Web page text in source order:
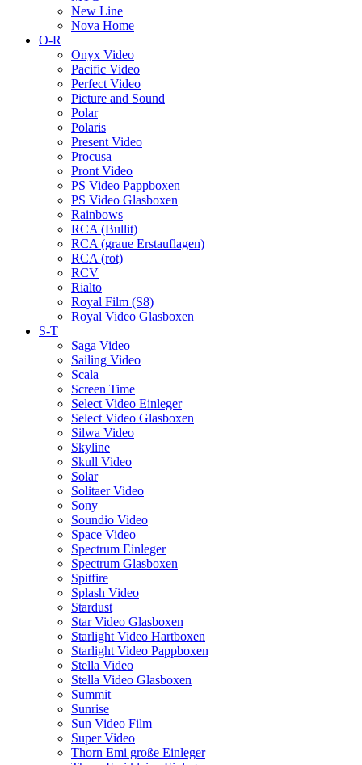
New Line
Nova Home
O-R
Onyx Video
Pacific Video
Perfect Video
Picture and Sound
Polar
Polaris
Present Video
Procusa
Pront Video
PS Video Pappboxen
PS Video Glasboxen
Rainbows
RCA (Bullit)
RCA (graue Erstauflagen)
RCA (rot)
RCV
Rialto
Royal Film (S8)
Royal Video Glasboxen
S-T
Saga Video
Sailing Video
Scala
Screen Time
Select Video Einleger
Select Video Glasboxen
Silwa Video
Skyline
Skull Video
Solar
Solitaer Video
Sony
Soundio Video
Space Video
Spectrum Einleger
Spectrum Glasboxen
Spitfire
Splash Video
Stardust
Star Video Glasboxen
Starlight Video Hartboxen
Starlight Video Pappboxen
Stella Video
Stella Video Glasboxen
Summit
Sunrise
Sun Video Film
Super Video
Thorn Emi große Einleger